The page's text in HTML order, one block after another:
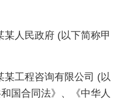
人民政府 (以下简称甲
工程咨询有限公司 (以
国合同法》、《中华人